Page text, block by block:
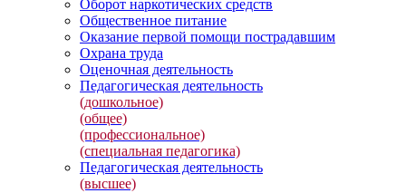
Оборот наркотических средств
Общественное питание
Оказание первой помощи пострадавшим
Охрана труда
Оценочная деятельность
Педагогическая деятельность
(дошкольное)
(общее)
(профессиональное)
(специальная педагогика)
Педагогическая деятельность
(высшее)